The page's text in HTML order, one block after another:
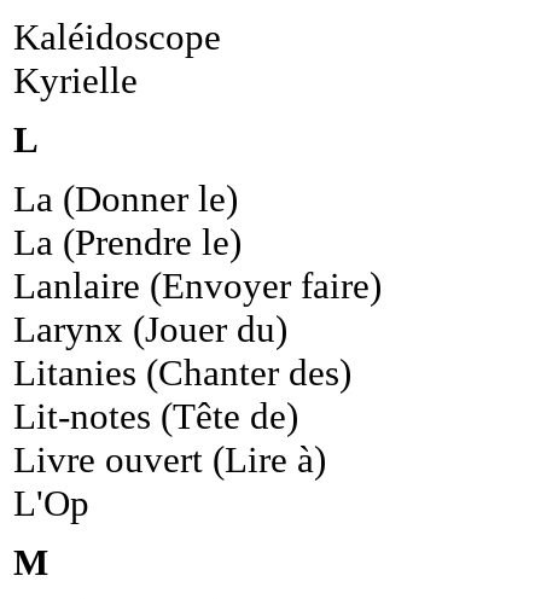
Kaléidoscope
Kyrielle
L
La (Donner le)
La (Prendre le)
Lanlaire (Envoyer faire)
Larynx (Jouer du)
Litanies (Chanter des)
Lit-notes (Tête de)
Livre ouvert (Lire à)
L'Op
M